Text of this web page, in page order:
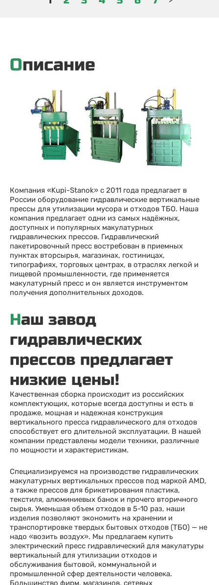
Описание
Компания «Kupi-Stanok» с 2011 года предлагает в
России оборудование гидравлические вертикальные
прессы для утилизации мусора и отходов ТБО. Наша
компания предлагает одни из самых надёжных,
доступных и популярных макулатурных
гидравлических прессов. Гидравлический
пакетировочный пресс востребован в приемных
пунктах вторсырья, магазинах, гостиницах,
типографиях, торговых центрах, в отраслях легкой и
пищевой промышленности, где применяется
макулатурный пресс и он является инструментом
получения дополнительных доходов.
Наш завод
гидравлических
прессов предлагает
низкие цены!
Качественная сборка происходит из российских
комплектующих, которые всегда доступны и есть в
продаже, мощная и надежная конструкция
вертикального пресса гидравлического для отходов
способствует его длительной эксплуатации. В нашей
компании представлены модели техники, различные
по мощности и характеристикам.
Специализируемся на производстве гидравлических
макулатурных вертикальных прессов под маркой AMD,
а также прессов для брикетирования пластика,
текстиля, алюминиевых банок и прочего вторичного
сырья. Уменьшая объем отходов в 5-10 раз, наши
изделия позволяют экономить на хранении и
транспортировке твердых бытовых отходов (ТБО) — не
надо «возить воздух». Мы предлагаем купить
электрический пресс гидравлический для макулатуры
вертикальный для утилизации отходов и
обслуживания бытовой, коммунальной и
промышленной сфер деятельности человека.
Большинство фирм, магазинов, сетевых